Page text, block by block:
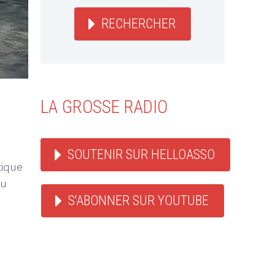
RECHERCHER
LA GROSSE RADIO
SOUTENIR SUR HELLOASSO
S'ABONNER SUR YOUTUBE